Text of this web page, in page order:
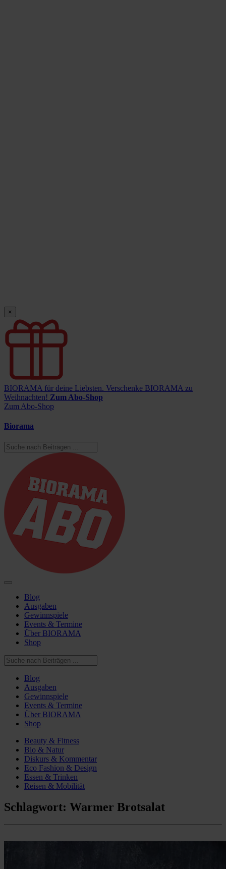
×
BIORAMA für deine Liebsten. Verschenke BIORAMA zu
Weihnachten! Zum Abo-Shop
Zum Abo-Shop
Biorama
Blog
Ausgaben
Gewinnspiele
Events & Termine
Über BIORAMA
Shop
Blog
Ausgaben
Gewinnspiele
Events & Termine
Über BIORAMA
Shop
Beauty & Fitness
Bio & Natur
Diskurs & Kommentar
Eco Fashion & Design
Essen & Trinken
Reisen & Mobilität
Schlagwort: Warmer Brotsalat